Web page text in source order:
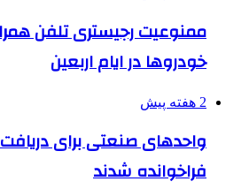
ممنوعیت رجیستری تلفن
خودروها در ایام اربعین
2 هفته پیش
واحدهای صنعتی برای دریافت
فراخوانده شدند